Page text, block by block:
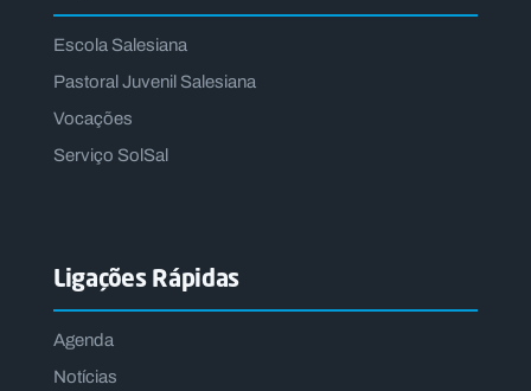
Escola Salesiana
Pastoral Juvenil Salesiana
Vocações
Serviço SolSal
Ligações Rápidas
Agenda
Notícias